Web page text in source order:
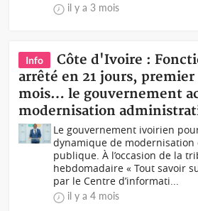
il y a 3 mois
Info
Côte d'Ivoire :
arrêté en 21 jours, premier
mois… le gouvernement
modernisation
Le gouvernement ivoirien
dynamique de modernisation
publique. À l’occasion de la
hebdomadaire « Tout savoir
par le Centre d’informati...
il y a 4 mois